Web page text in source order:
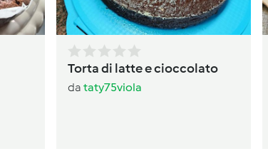
Torta di latte e cioccolato
da taty75viola